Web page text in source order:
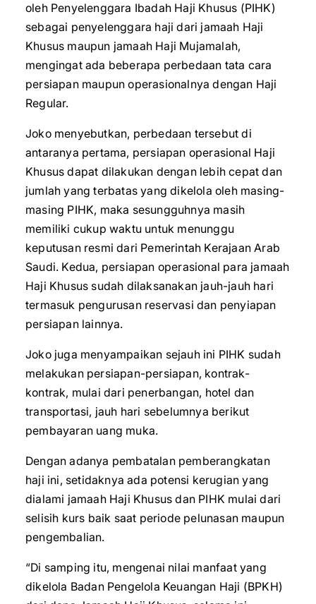
oleh Penyelenggara Ibadah Haji Khusus (PIHK)
sebagai penyelenggara haji dari jamaah Haji
Khusus maupun jamaah Haji Mujamalah,
mengingat ada beberapa perbedaan tata cara
persiapan maupun operasionalnya dengan Haji
Regular.
Joko menyebutkan, perbedaan tersebut di
antaranya pertama, persiapan operasional Haji
Khusus dapat dilakukan dengan lebih cepat dan
jumlah yang terbatas yang dikelola oleh masing-
masing PIHK, maka sesungguhnya masih
memiliki cukup waktu untuk menunggu
keputusan resmi dari Pemerintah Kerajaan Arab
Saudi. Kedua, persiapan operasional para jamaah
Haji Khusus sudah dilaksanakan jauh-jauh hari
termasuk pengurusan reservasi dan penyiapan
persiapan lainnya.
Joko juga menyampaikan sejauh ini PIHK sudah
melakukan persiapan-persiapan, kontrak-
kontrak, mulai dari penerbangan, hotel dan
transportasi, jauh hari sebelumnya berikut
pembayaran uang muka.
Dengan adanya pembatalan pemberangkatan
haji ini, setidaknya ada potensi kerugian yang
dialami jamaah Haji Khusus dan PIHK mulai dari
selisih kurs baik saat periode pelunasan maupun
pengembalian.
“Di samping itu, mengenai nilai manfaat yang
dikelola Badan Pengelola Keuangan Haji (BPKH)